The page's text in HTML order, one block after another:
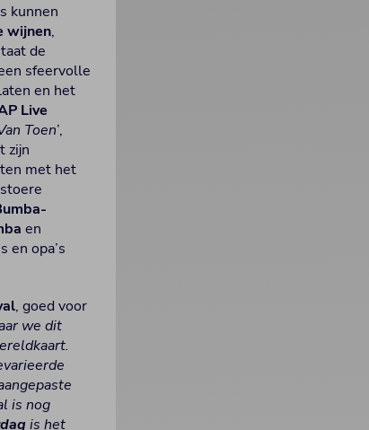
kunnen
wijnen,
de
sfeervolle
en het
Live
Toen’,
zijn
met het
en
en opa’s
, goed voor
we dit
is nog
is het